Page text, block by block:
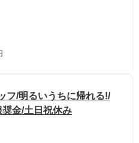
フ/明るいうちに帰れる!/
金/土日祝休み